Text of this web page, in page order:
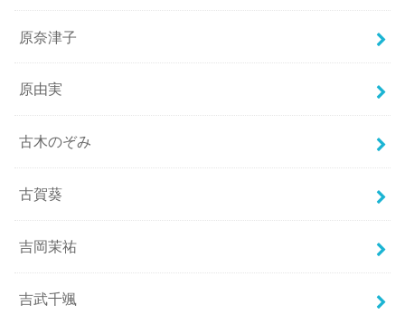
原奈津子
原由実
古木のぞみ
古賀葵
吉岡茉祐
吉武千颯